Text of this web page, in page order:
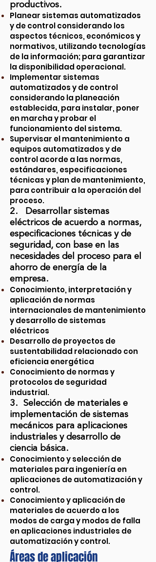
productivos.
Planear sistemas automatizados
y de control considerando los
aspectos técnicos, económicos y
normativos, utilizando tecnologías
de la información; para garantizar
la disponibilidad operacional.
Implementar sistemas
automatizados y de control
considerando la planeación
establecida, para instalar, poner
en marcha y probar el
funcionamiento del sistema.
Supervisar el mantenimiento a
equipos automatizados y de
control acorde a las normas,
estándares, especificaciones
técnicas y plan de mantenimiento,
para contribuir a la operación del
proceso.
2. Desarrollar sistemas
eléctricos de acuerdo a normas,
especificaciones técnicas y de
seguridad, con base en las
necesidades del proceso para el
ahorro de energía de la
empresa.
Conocimiento, interpretación y
aplicación de normas
internacionales de mantenimiento
y desarrollo de sistemas
eléctricos
Desarrollo de proyectos de
sustentabilidad relacionado con
eficiencia energética
Conocimiento de normas y
protocolos de seguridad
industrial.
3. Selección de materiales e
implementación de sistemas
mecánicos para aplicaciones
industriales y desarrollo de
ciencia básica.
Conocimiento y selección de
materiales para ingeniería en
aplicaciones de automatización y
control.
Conocimiento y aplicación de
materiales de acuerdo a los
modos de carga y modos de falla
en aplicaciones industriales de
automatización y control.
Áreas de aplicación